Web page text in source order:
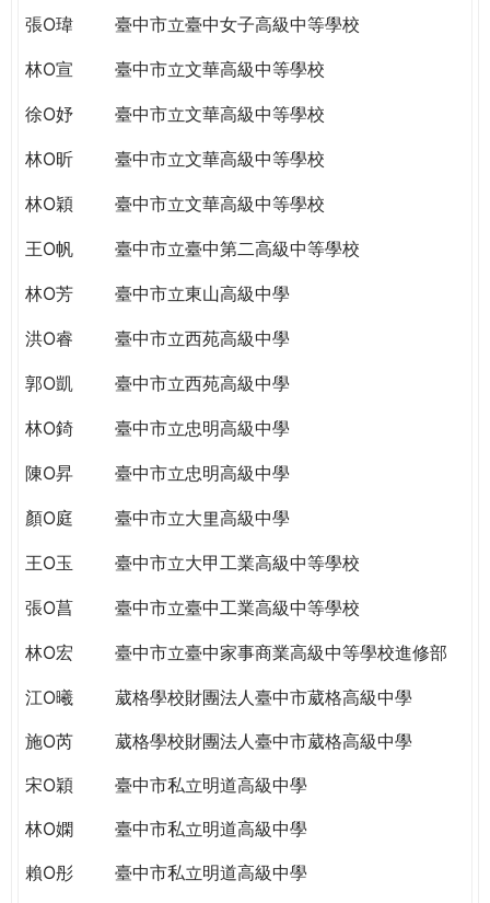
民。
WAGOR
TODAY
THE
TOMORROW
YOU
ON
PATH
GLOBAL
CITIZENSHIP
張O瑋 臺中市立臺中女子高級中等學校
林O宣 臺中市立文華高級中等學校
徐O妤 臺中市立文華高級中等學校
林O昕 臺中市立文華高級中等學校
林O穎 臺中市立文華高級中等學校
王O帆 臺中市立臺中第二高級中等學校
林O芳 臺中市立東山高級中學
洪O睿 臺中市立西苑高級中學
郭O凱 臺中市立西苑高級中學
林O錡 臺中市立忠明高級中學
陳O昇 臺中市立忠明高級中學
顏O庭 臺中市立大里高級中學
王O玉 臺中市立大甲工業高級中等學校
張O菖 臺中市立臺中工業高級中等學校
林O宏 臺中市立臺中家事商業高級中等學校進修部
江O曦
葳格學校財團法人臺中市葳格高級中學
施O芮
葳格學校財團法人臺中市葳格高級中學
宋O穎
臺中市私立明道高級中學
林O嫻
臺中市私立明道高級中學
賴O彤
臺中市私立明道高級中學